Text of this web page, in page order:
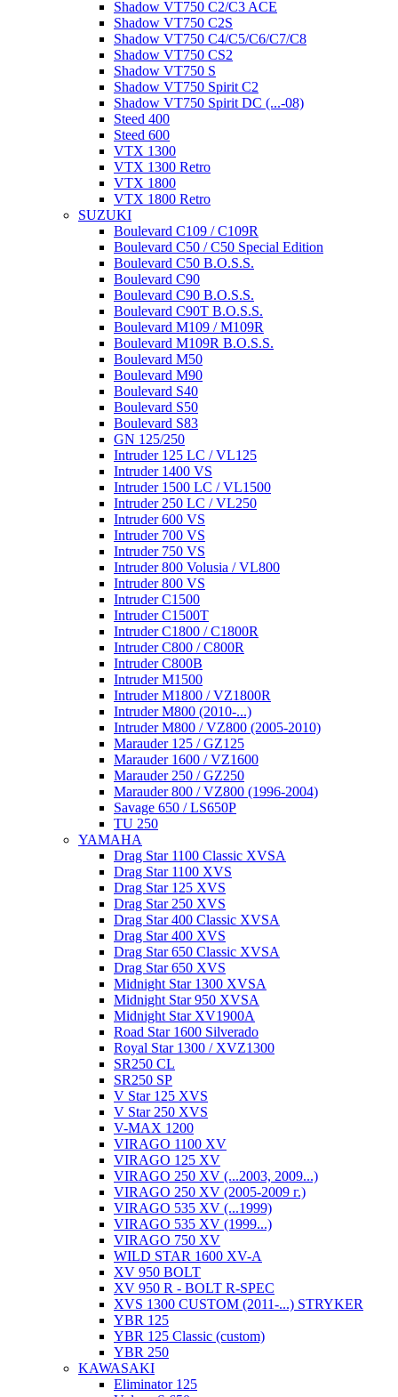
Shadow VT750 C2/C3 ACE
Shadow VT750 C2S
Shadow VT750 C4/C5/C6/C7/C8
Shadow VT750 CS2
Shadow VT750 S
Shadow VT750 Spirit C2
Shadow VT750 Spirit DC (...-08)
Steed 400
Steed 600
VTX 1300
VTX 1300 Retro
VTX 1800
VTX 1800 Retro
SUZUKI
Boulevard C109 / C109R
Boulevard C50 / C50 Special Edition
Boulevard C50 B.O.S.S.
Boulevard C90
Boulevard C90 B.O.S.S.
Boulevard C90T B.O.S.S.
Boulevard M109 / M109R
Boulevard M109R B.O.S.S.
Boulevard M50
Boulevard M90
Boulevard S40
Boulevard S50
Boulevard S83
GN 125/250
Intruder 125 LC / VL125
Intruder 1400 VS
Intruder 1500 LC / VL1500
Intruder 250 LC / VL250
Intruder 600 VS
Intruder 700 VS
Intruder 750 VS
Intruder 800 Volusia / VL800
Intruder 800 VS
Intruder C1500
Intruder C1500T
Intruder C1800 / C1800R
Intruder C800 / C800R
Intruder C800B
Intruder M1500
Intruder M1800 / VZ1800R
Intruder M800 (2010-...)
Intruder M800 / VZ800 (2005-2010)
Marauder 125 / GZ125
Marauder 1600 / VZ1600
Marauder 250 / GZ250
Marauder 800 / VZ800 (1996-2004)
Savage 650 / LS650P
TU 250
YAMAHA
Drag Star 1100 Classic XVSA
Drag Star 1100 XVS
Drag Star 125 XVS
Drag Star 250 XVS
Drag Star 400 Classic XVSA
Drag Star 400 XVS
Drag Star 650 Classic XVSA
Drag Star 650 XVS
Midnight Star 1300 XVSA
Midnight Star 950 XVSA
Midnight Star XV1900A
Road Star 1600 Silverado
Royal Star 1300 / XVZ1300
SR250 CL
SR250 SP
V Star 125 XVS
V Star 250 XVS
V-MAX 1200
VIRAGO 1100 XV
VIRAGO 125 XV
VIRAGO 250 XV (...2003, 2009...)
VIRAGO 250 XV (2005-2009 г.)
VIRAGO 535 XV (...1999)
VIRAGO 535 XV (1999...)
VIRAGO 750 XV
WILD STAR 1600 XV-A
XV 950 BOLT
XV 950 R - BOLT R-SPEC
XVS 1300 CUSTOM (2011-...) STRYKER
YBR 125
YBR 125 Classic (custom)
YBR 250
KAWASAKI
Eliminator 125